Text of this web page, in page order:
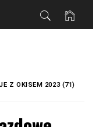
Z OKISEM 2023 (71)